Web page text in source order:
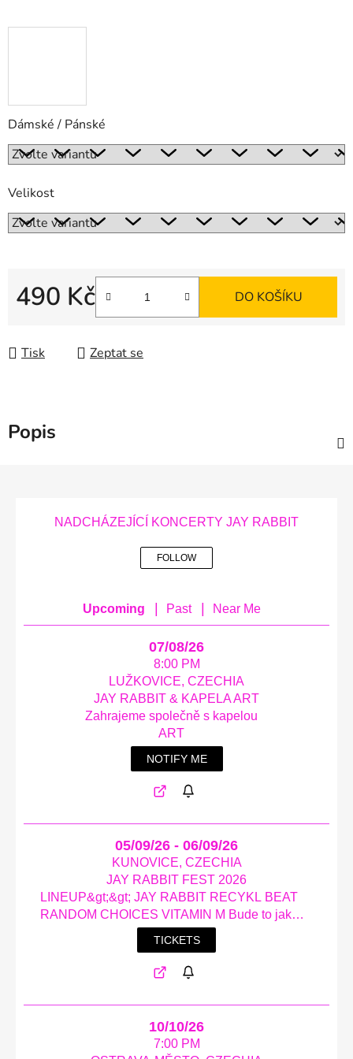
Dámské / Pánské
Velikost
490 Kč DO KOŠÍKU
Tisk Zeptat se
Popis
NADCHÁZEJÍCÍ KONCERTY JAY RABBIT
FOLLOW
Upcoming Past Near Me
07/08/26
8:00 PM
LUŽKOVICE, CZECHIA
JAY RABBIT & KAPELA ART
Zahrajeme společně s kapelou
ART
NOTIFY ME
05/09/26 - 06/09/26
KUNOVICE, CZECHIA
JAY RABBIT FEST 2026
LINEUP&gt;&gt; JAY RABBIT RECYKL BEAT
RANDOM CHOICES VITAMIN M Bude to jako
vždy – super kapely, dobrý lidi, pivo, guláš a
spousta hudby. Atmosféra, jakou jinde nezažiješ.
Přijeď si s námi užít léto, muziku a momenty,
které nevymyslíš. Minule jsme lovili platýse z
Uherského Hradiště, Vinný sklep Kunovice (u
bývalého koupaliště) Přesná poloha:
https://share.google/yL1xRiIpDOF4XGgOL KDY:
TICKETS
10/10/26
7:00 PM